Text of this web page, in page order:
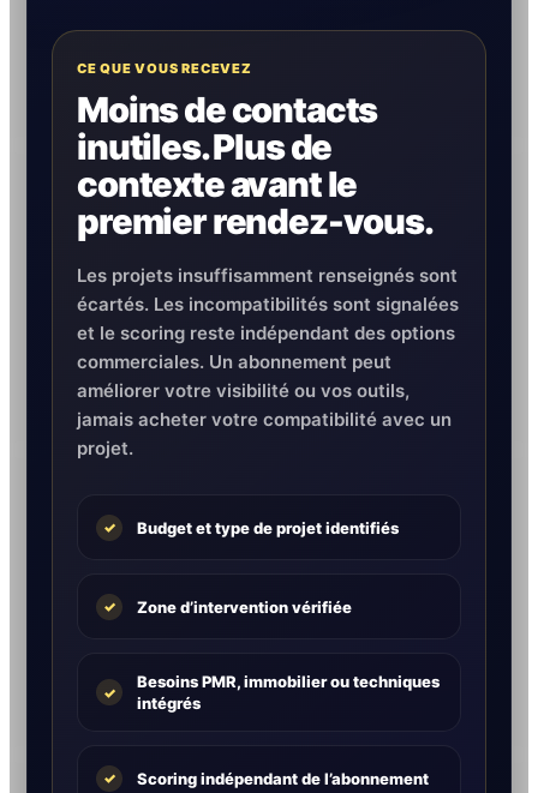
CE QUE VOUS RECEVEZ
Moins de contacts
inutiles. Plus de
contexte avant le
premier rendez-vous.
Les projets insuffisamment renseignés sont
écartés. Les incompatibilités sont signalées
et le scoring reste indépendant des options
commerciales. Un abonnement peut
améliorer votre visibilité ou vos outils,
jamais acheter votre compatibilité avec un
projet.
✓ Budget et type de projet identifiés
✓ Zone d’intervention vérifiée
✓
Besoins PMR, immobilier ou techniques
intégrés
✓ Scoring indépendant de l’abonnement